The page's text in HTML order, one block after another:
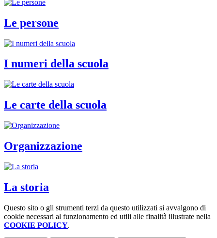
Le persone
I numeri della scuola
Le carte della scuola
Organizzazione
La storia
Questo sito o gli strumenti terzi da questo utilizzati si avvalgono di
cookie necessari al funzionamento ed utili alle finalità illustrate nella
COOKIE POLICY.